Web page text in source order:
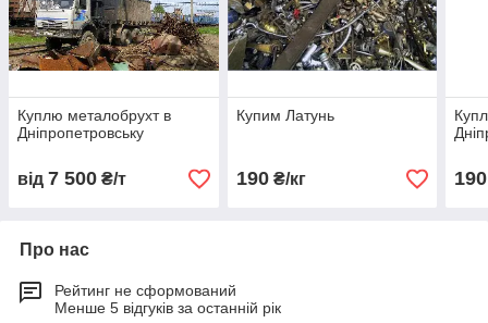
Куплю металобрухт в
Дніпропетровську
від 7 500 ₴/т
Купим Латунь
190₴/кг 190
Про нас
Рейтинг не сформований
Менше 5 відгуків за останній рік